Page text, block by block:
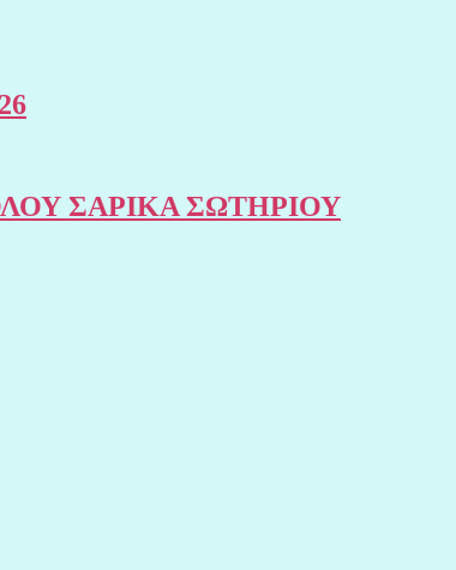
ΒΟΛΟΥ ΣΑΡΙΚΑ ΣΩΤΗΡΙΟΥ